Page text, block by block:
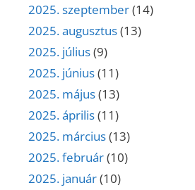
2025. szeptember(14)
2025. augusztus(13)
2025. július(9)
2025. június(11)
2025. május(13)
2025. április(11)
2025. március(13)
2025. február(10)
2025. január(10)